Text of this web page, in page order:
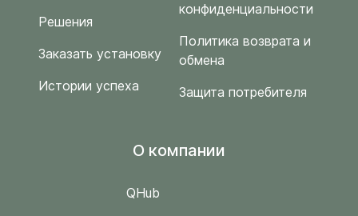
Решения
Заказать установку
Истории успеха
конфиденциальности
Политика возврата и
обмена
Защита потребителя
O компании
QHub